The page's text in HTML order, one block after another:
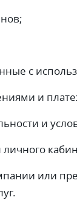
с
и
и
или